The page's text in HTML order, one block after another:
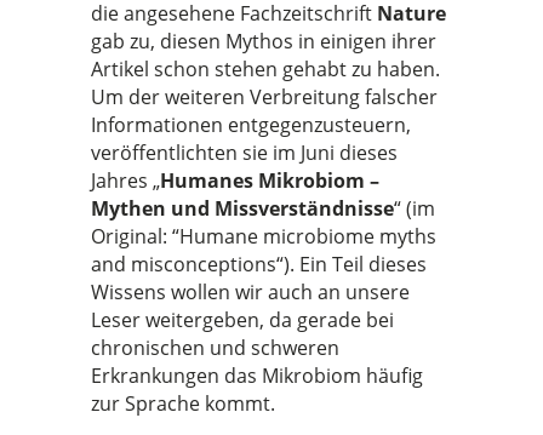
die angesehene Fachzeitschrift Nature
gab zu, diesen Mythos in einigen ihrer
Artikel schon stehen gehabt zu haben.
Um der weiteren Verbreitung falscher
Informationen entgegenzusteuern,
veröffentlichten sie im Juni dieses
Jahres „Humanes Mikrobiom –
Mythen und Missverständnisse“ (im
Original: “Humane microbiome myths
and misconceptions“). Ein Teil dieses
Wissens wollen wir auch an unsere
Leser weitergeben, da gerade bei
chronischen und schweren
Erkrankungen das Mikrobiom häufig
zur Sprache kommt.